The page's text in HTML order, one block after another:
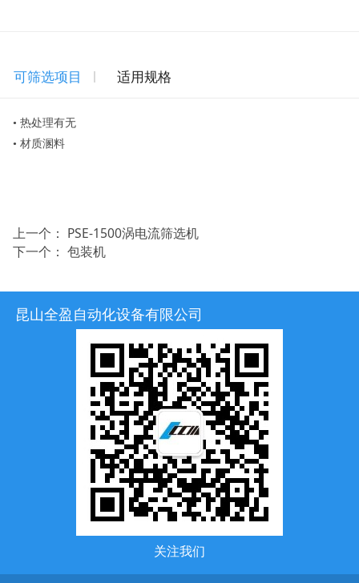
可筛选项目 适用规格
• 热处理有无
• 材质溷料
上一个： PSE-1500涡电流筛选机
下一个： 包装机
昆山全盈自动化设备有限公司
关注我们